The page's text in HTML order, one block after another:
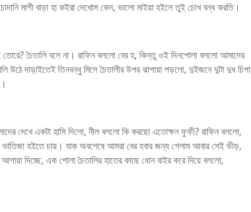
মাগী বাড়া হা কইরা দেখোস কেন, ভালো মাইয়া হইলে তুই চোখ বন্ধ করতি।
চৈতালি বলে না। রাফিন বললো বের হ, কিন্তু ওই দিনপোলা বললো আমাদের
উঠে দাড়াইতেই তিনবন্ধু মিলে চৈতালীর উপর ঝাপায়া পড়লো, দুইজনে দু্টা দুধ চিপা
দেখে একটা হাসি দিলো, নীল বললো কি করছো এতোক্ষন ফুফী? রাফিন বললো,
হইতে চায়। যাক অবশেষে আমরা বের হবার জন্য গেলাম আবার সেই ভীড়,
দিচ্ছে, এক পোলা চৈতালির হাতের কাছে ধোন বাইর করে দিয়ে বললো,